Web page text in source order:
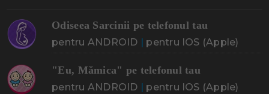
Odiseea Sarcinii pe telefonul tau
pentru ANDROID pentru IOS (Apple)
"Eu, Mămica" pe telefonul tau
pentru ANDROID pentru IOS (Apple)